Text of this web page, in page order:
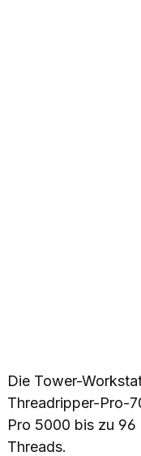
Die Tower-
Threadripper-Pro-
Pro 5000 bis zu 96
Threads.